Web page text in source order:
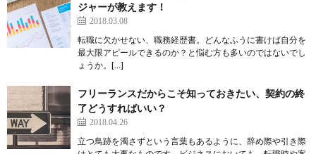
ジャーが教えます！
2018.03.08
転職に欠かせない、職務経歴書。どんなふうに書けば自分を
最大限アピールできるのか？と悩む方も多いのではないでし
ょうか。[…]
フリーランスだからこそ知っておきたい、契約の終
了どうすればいい？
2018.04.26
立つ鳥跡を濁さずという言葉もあるように、辞め際や引き際